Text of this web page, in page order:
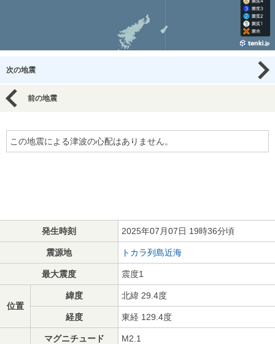
次の地震
前の地震
この地震による津波の心配はありません。
発生時刻 2025年07月07日 19時36分頃
震源地 トカラ列島近海
最大震度 震度1
位置
緯度 北緯 29.4度
経度 東経 129.4度
マグニチュード M2.1